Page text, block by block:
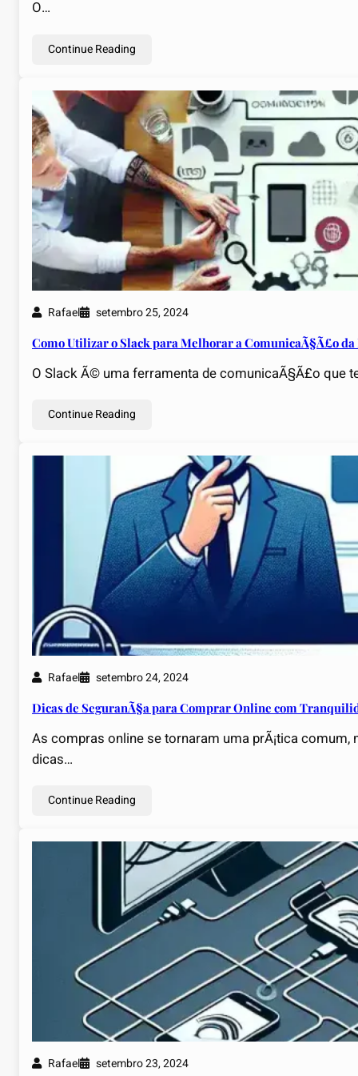
O…
Continue Reading
Rafael setembro 25, 2024
Como Utilizar o Slack para Melhorar a ComunicaÃ§Ã£o da
O Slack Ã© uma ferramenta de comunicaÃ§Ã£o que
Continue Reading
Rafael setembro 24, 2024
Dicas de SeguranÃ§a para Comprar Online com
As compras online se tornaram uma prÃ¡tica
dicas…
Continue Reading
Rafael setembro 23, 2024